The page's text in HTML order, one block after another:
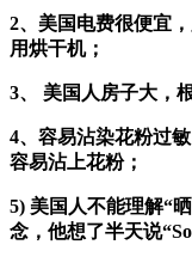
2、美国电费很便宜
用烘干机；
3、 美国人房子大，
4、容易沾染花粉过
容易沾上花粉；
5) 美国人不能理解“
念，他想了半天说